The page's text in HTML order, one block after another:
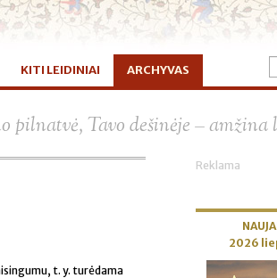
KITI LEIDINIAI ARCHYVAS
Tavo dešinėje – amžina
t. y. turėdama
Reklama
2026